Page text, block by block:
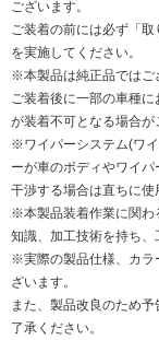
ございます。
ご装着の前には必ず「
を実施してください。
※本製品は純正品ではご
ご装着後に一部の車種
が装着不可となる場合が
※ワイパーシステム(ワ
ーが車のボディやワイパ
干渉する場合は直ちに使
※本製品装着作業に関わ
知識、加工技術を持ち、
※実際の製品仕様、カラ
ざいます。
また、製品改良のため
了承ください。